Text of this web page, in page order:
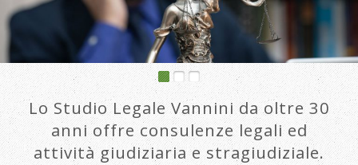
Lo Studio Legale Vannini da oltre 30
anni offre consulenze legali ed
attività giudiziaria e stragiudiziale.